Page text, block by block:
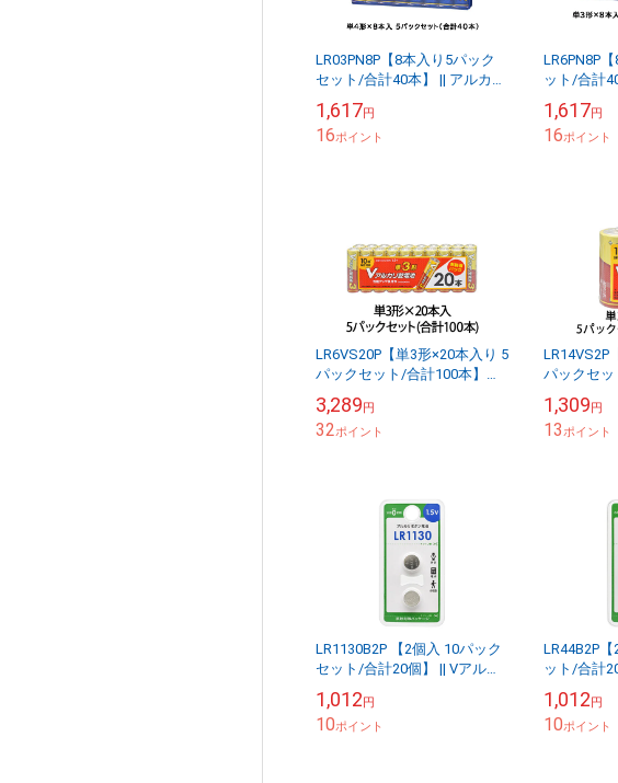
LR03PN8P【8本入り5パック
セット/合計40本】 || アルカリ
アムハイパワータイプ ＜単...
1,617円
16ポイント
LR6PN8P
ット/合計
ムハイパワ
1,617円
16ポイント
LR6VS20P【単3形×20本入り 5
パックセット/合計100本】
リ乾電池 Vシリーズ1.5V 20
本...
3,289円
32ポイント
LR14VS2P
パックセッ
電池 Vシリ
ク...
1,309円
13ポイント
LR1130B2P 【2個入 10パック
セット/合計20個】 || Vアルカ
販売】 ＜LR1130×2個...
1,012円
10ポイント
LR44B2P
ット/合計
10パック
1,012円
10ポイント